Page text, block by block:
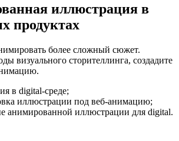
иллюстрация в
продуктах
более сложный сюжет.
визуального сторителлинга, создадите
в digital-среде;
иллюстрации под веб-анимацию;
анимированной иллюстрации для digital.